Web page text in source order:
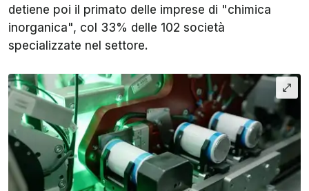
detiene poi il primato delle imprese di "chimica
inorganica", col 33% delle 102 società
specializzate nel settore.